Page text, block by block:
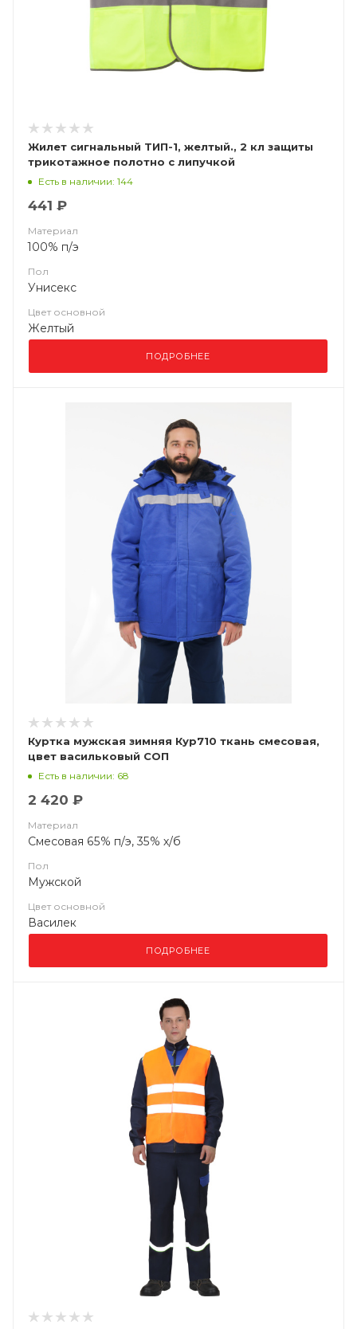
Жилет сигнальный ТИП-1, желтый., 2 кл защиты
трикотажное полотно с липучкой
Есть в наличии: 144
441 ₽
Материал
100% п/э
Пол
Унисекс
Цвет основной
Желтый
ПОДРОБНЕЕ
Куртка мужская зимняя Кур710 ткань смесовая,
цвет васильковый СОП
Есть в наличии: 68
2 420 ₽
Материал
Смесовая 65% п/э, 35% х/б
Пол
Мужской
Цвет основной
Василек
ПОДРОБНЕЕ